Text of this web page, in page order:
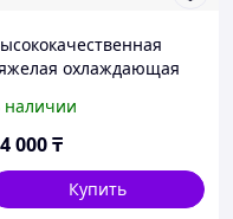
охлаждающая
-40
наличии
000₸
Купить